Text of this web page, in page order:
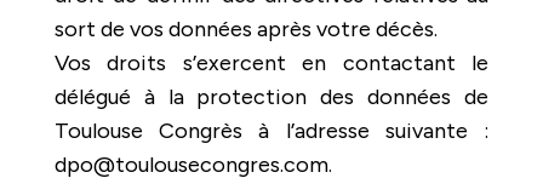
sort de vos données après votre décès.
Vos droits s’exercent en contactant le
délégué à la protection des données de
Toulouse Congrès à l’adresse suivante :
dpo@toulousecongres.com.